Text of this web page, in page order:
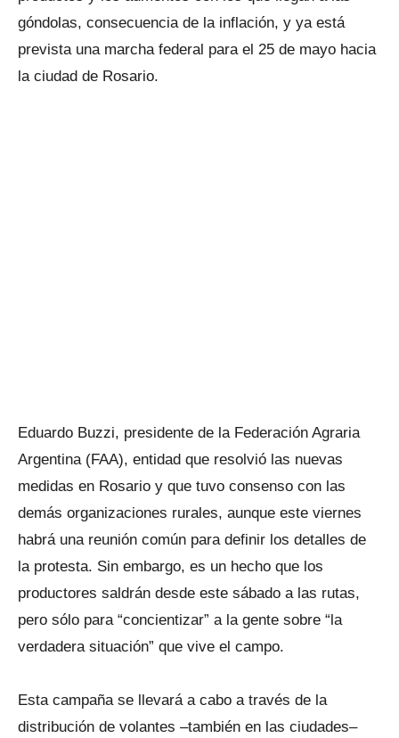
góndolas, consecuencia de la inflación, y ya está
prevista una marcha federal para el 25 de mayo hacia
la ciudad de Rosario.
Eduardo Buzzi, presidente de la Federación Agraria
Argentina (FAA), entidad que resolvió las nuevas
medidas en Rosario y que tuvo consenso con las
demás organizaciones rurales, aunque este viernes
habrá una reunión común para definir los detalles de
la protesta. Sin embargo, es un hecho que los
productores saldrán desde este sábado a las rutas,
pero sólo para “concientizar” a la gente sobre “la
verdadera situación” que vive el campo.
Esta campaña se llevará a cabo a través de la
distribución de volantes –también en las ciudades–